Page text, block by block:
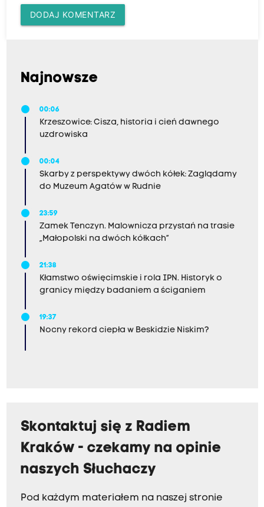
DODAJ KOMENTARZ
Najnowsze
00:06
Krzeszowice: Cisza, historia i cień dawnego
uzdrowiska
00:04
Skarby z perspektywy dwóch kółek: Zaglądamy
do Muzeum Agatów w Rudnie
23:59
Zamek Tenczyn. Malownicza przystań na trasie
„Małopolski na dwóch kółkach”
21:38
Kłamstwo oświęcimskie i rola IPN. Historyk o
granicy między badaniem a ściganiem
19:37
Nocny rekord ciepła w Beskidzie Niskim?
Skontaktuj się z Radiem
Kraków - czekamy na opinie
naszych Słuchaczy
Pod każdym materiałem na naszej stronie